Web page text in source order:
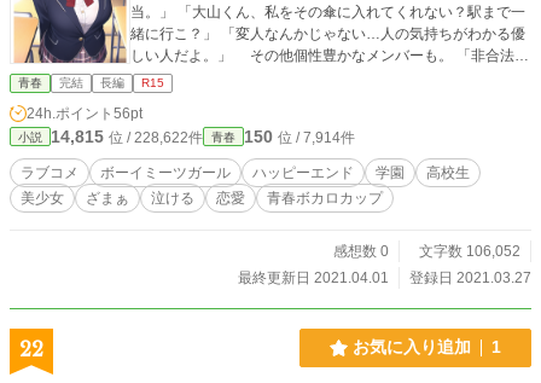
当。」 「大山くん、私をその傘に入れてくれない？駅まで一
緒に行こ？」 「変人なんかじゃない…人の気持ちがわかる優
しい人だよ。」 その他個性豊かなメンバーも。 「非合法巨
乳ロリ」こと、山野ひな ゆるふわお姉さん系美人、竜泉寺
葵 イケメン校内諜報員の友人、牧瀬慎吾 彼らも巻き込ん
で、浩介の日常はどんどん変化していく。 孤高の"変人"高
校生が美少女と出会い、心を開き、少しずつ距離を縮めてい
く。 そんな青春学園ラブコメです。 ※R15は保険です。 ※
本作品ではデイトレードを題材の一部として取り上げており
ますが、決してデイトレードを推奨するものではありませ
製品とは一切関係ありません。 ※カクヨムと小説家になろう
にも同時掲載中です。
青春 完結 長編 R15
24h.ポイント 56pt
小説 14,815 位 / 228,622件 青春 150 位 / 7,914件
ラブコメ ボーイミーツガール ハッピーエンド 学園
高校生
美少女
ざまぁ 泣ける 恋愛 青春ボカロカップ
感想数 0
文字数 106,052
最終更新日 2021.04.01
登録日 2021.03.27
22 お気に入り追加 1